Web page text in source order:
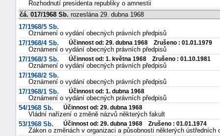
Rozhodnutí presidenta republiky o amnestii
čá. 017/1968 Sb. rozeslána 29. dubna 1968
17/1968/5 Sb.
Oznámení o vydání obecných právních předpisů
17/1968/4 Sb.
Účinnost od: 29. dubna 1968 Zrušeno : 01.01.1979
Oznámení o vydání obecných právních předpisů
17/1968/3 Sb.
Účinnost od: 1. května 1968 Zrušeno : 01.10.1981
Oznámení o vydání obecných právních předpisů
17/1968/2 Sb.
Oznámení o vydání obecných právních předpisů
17/1968/1 Sb.
Účinnost od: 1. dubna 1968
Oznámení o vydání obecných právních předpisů
54/1968 Sb.
Účinnost od: 29. dubna 1968
Vládní nařízení o změně názvů některých fakult
53/1968 Sb.
Účinnost od: 29. dubna 1968 Zrušeno : 01.01.1974
Zákon o změnách v organizaci a působnosti některých ústředních